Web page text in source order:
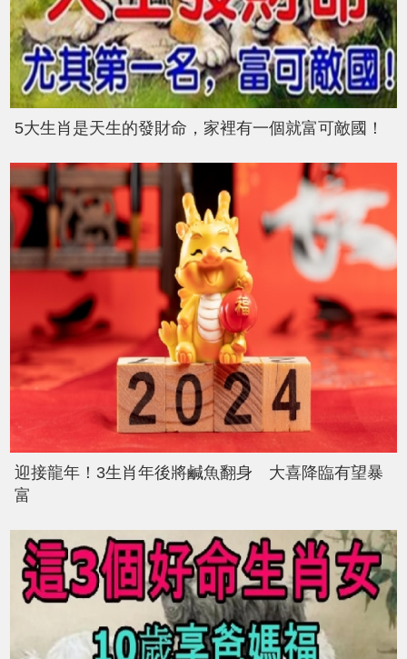
5大生肖是天生的發財命，家裡有一個就富可敵國！
迎接龍年！3生肖年後將鹹魚翻身 大喜降臨有望暴
富